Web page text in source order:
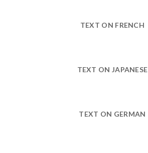
TEXT ON FRENCH
TEXT ON JAPANESE
TEXT ON GERMAN